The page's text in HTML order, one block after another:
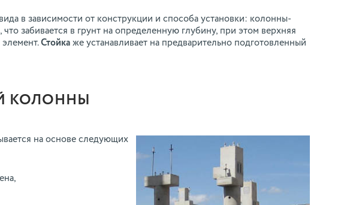
в зависимости от конструкции и способа установки: колонны-
что забивается в грунт на определенную глубину, при этом верхняя
Стойка же устанавливает на предварительно подготовленный
КОЛОННЫ
на основе следующих